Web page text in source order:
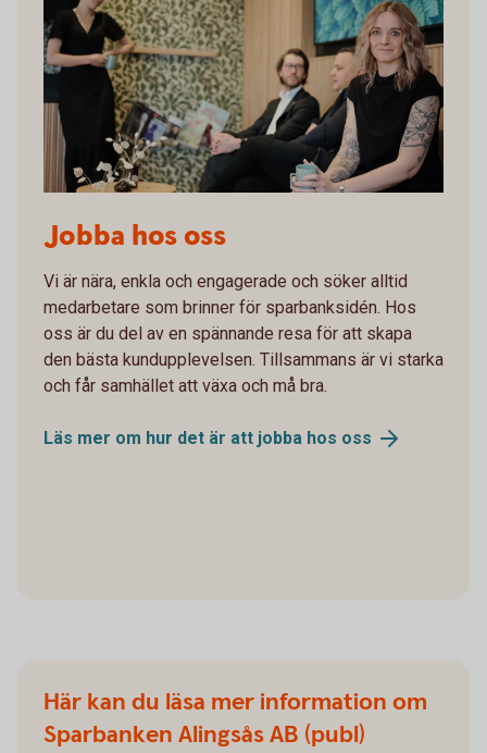
Jobba hos oss
Vi är nära, enkla och engagerade och söker alltid
medarbetare som brinner för sparbanksidén. Hos
oss är du del av en spännande resa för att skapa
den bästa kundupplevelsen. Tillsammans är vi starka
och får samhället att växa och må bra.
Läs mer om hur det är att jobba hos oss
Här kan du läsa mer information om
Sparbanken Alingsås AB (publ)